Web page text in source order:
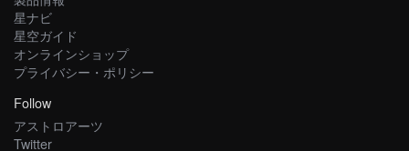
星ナビ
星空ガイド
オンラインショップ
プライバシー・ポリシー
Follow
アストロアーツ
Twitter